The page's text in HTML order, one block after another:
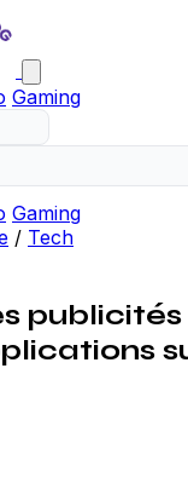
Gaming
Gaming
/ Tech